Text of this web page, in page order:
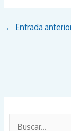
← Entrada